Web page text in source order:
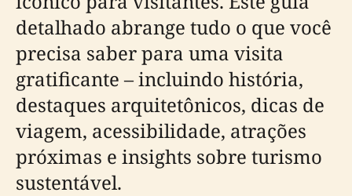
detalhado abrange tudo o que você
precisa saber para uma visita
gratificante – incluindo história,
destaques arquitetônicos, dicas de
viagem, acessibilidade, atrações
próximas e insights sobre turismo
sustentável.